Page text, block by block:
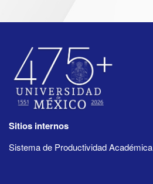
Sitios internos
Sistema de Productividad Académica